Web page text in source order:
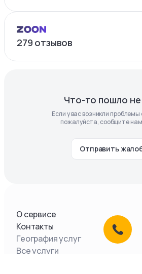
279 отзывов
Что-то пошло не
Если у вас возникли проблемы
пожалуйста, сообщите
Отправить
О сервисе
Контакты
География услуг
Все услуги